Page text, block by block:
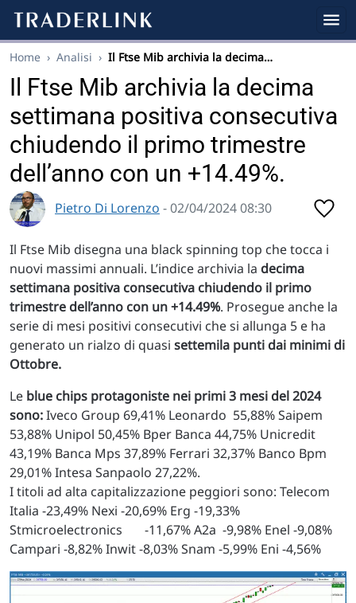
Home › Analisi › Il Ftse Mib archivia la decima…
Il Ftse Mib archivia la decima
settimana positiva consecutiva
chiudendo il primo trimestre
dell’anno con un +14.49%.
Pietro Di Lorenzo - 02/04/2024 08:30
Il Ftse Mib disegna una black spinning top che tocca i
nuovi massimi annuali. L’indice archivia la decima
settimana positiva consecutiva chiudendo il primo
trimestre dell’anno con un +14.49%. Prosegue anche la
serie di mesi positivi consecutivi che si allunga 5 e ha
generato un rialzo di quasi settemila punti dai minimi di
Ottobre.
Le blue chips protagoniste nei primi 3 mesi del 2024
sono:Iveco Group 69,41% Leonardo 55,88% Saipem
53,88% Unipol 50,45% Bper Banca 44,75% Unicredit
43,19% Banca Mps 37,89% Ferrari 32,37% Banco Bpm
29,01% Intesa Sanpaolo 27,22%.
I titoli ad alta capitalizzazione peggiori sono: Telecom
Italia -23,49% Nexi -20,69% Erg -19,33%
Stmicroelectronics -11,67% A2a -9,98% Enel -9,08%
Campari -8,82% Inwit -8,03% Snam -5,99% Eni -4,56%